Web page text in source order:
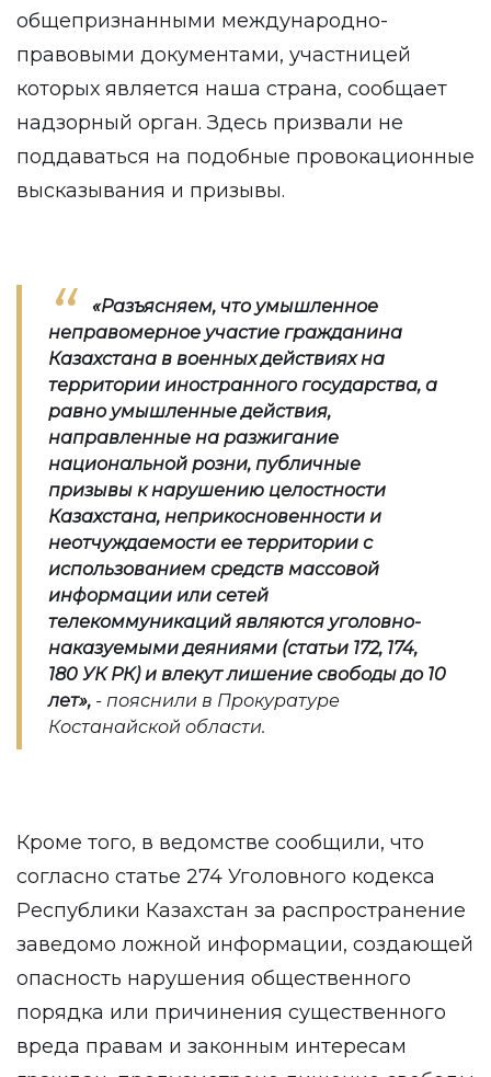
общепризнанными международно-
правовыми документами, участницей
которых является наша страна, сообщает
надзорный орган. Здесь призвали не
поддаваться на подобные провокационные
высказывания и призывы.
«Разъясняем, что умышленное
неправомерное участие гражданина
Казахстана в военных действиях на
территории иностранного государства, а
равно умышленные действия,
направленные на разжигание
национальной розни, публичные
призывы к нарушению целостности
Казахстана, неприкосновенности и
неотчуждаемости ее территории с
использованием средств массовой
информации или сетей
телекоммуникаций являются уголовно-
наказуемыми деяниями (статьи 172, 174,
180 УК РК) и влекут лишение свободы до 10
лет», - пояснили в Прокуратуре
Костанайской области.
Кроме того, в ведомстве сообщили, что
согласно статье 274 Уголовного кодекса
Республики Казахстан за распространение
заведомо ложной информации, создающей
опасность нарушения общественного
порядка или причинения существенного
вреда правам и законным интересам